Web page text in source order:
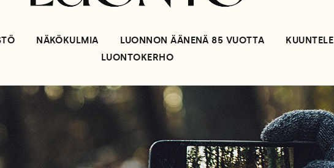
NÄKÖKULMIA LUONNON ÄÄNENÄ 85 VUOTTA KUUNTELE
LUONTOKERHO